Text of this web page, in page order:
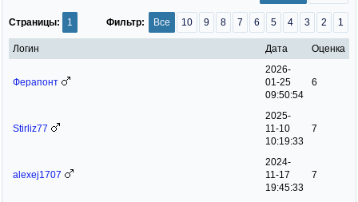
Все 10 9 8 7 6 5 4 3 2 1
Фильтр:
Страницы: 1
Логин Дата Оценка
Ферапонт
2026-
01-25
09:50:54
6
Stirliz77
2025-
11-10
10:19:33
7
alexej1707
2024-
11-17
19:45:33
7